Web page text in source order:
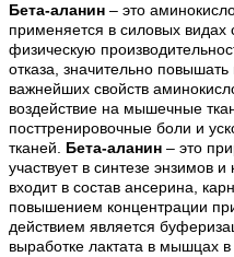
Бета-аланин – это
применяется в силовых
физическую
отказа, значительно
важнейших свойств
воздействие на мышечные
посттренировочные боли и
тканей. Бета-аланин – это
участвует в синтезе энзимов
входит в состав ансерина,
повышением концентрации
действием является
выработке лактата в мышцах в